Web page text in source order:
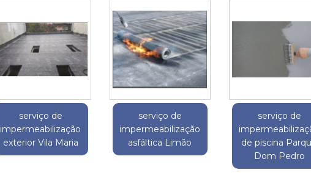
serviço de
impermeabilização
exterior Vila Maria
serviço de
impermeabilização
asfáltica Limão
serviço de
de piscina
Dom Pedro